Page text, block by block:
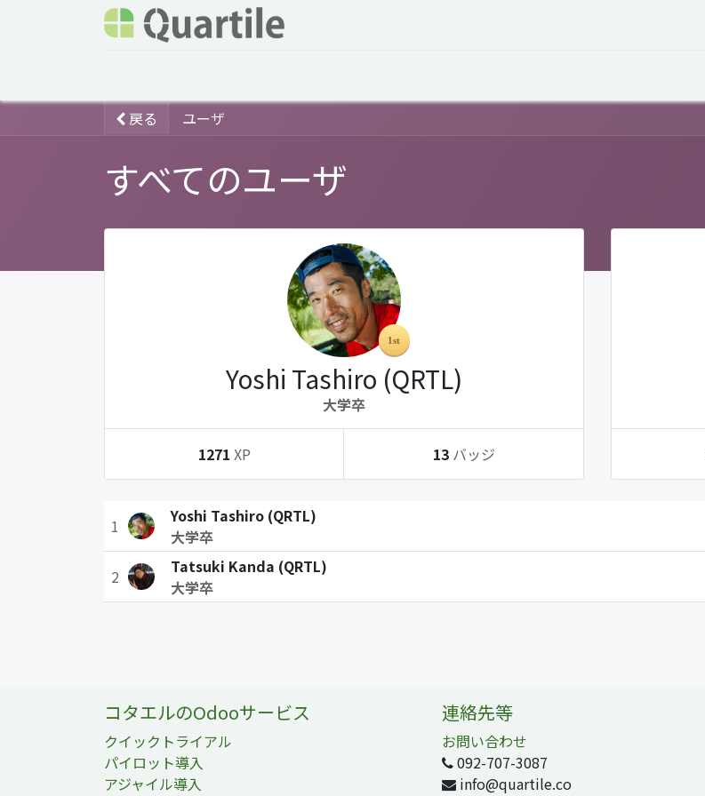
戻る
ユーザ
すべてのユーザ
Yoshi Tashiro (QRTL)
大学卒
1271 XP 13 バッジ
1
Yoshi Tashiro (QRTL)
大学卒
2
Tatsuki Kanda (QRTL)
大学卒
コタエルのOdooサービス
クイックトライアル
パイロット導入
アジャイル導入
連絡先等
お問い合わせ
092-707-3087
info@quartile.co